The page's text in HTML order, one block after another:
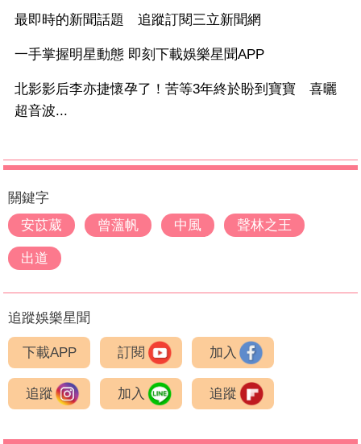
最即時的新聞話題 追蹤訂閱三立新聞網
一手掌握明星動態 即刻下載娛樂星聞APP
北影影后李亦捷懷孕了！苦等3年終於盼到寶寶 喜曬
超音波...
關鍵字
安苡葳
曾薀帆 中風 聲林之王
出道
追蹤娛樂星聞
下載APP 訂閱 加入
追蹤 加入 追蹤